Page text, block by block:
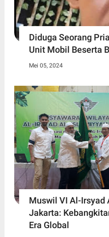
Diduga Seorang
Unit Mobil Beserta
Mei 05, 2024
Muswil VI Al-Irsyad
Jakarta:
Era Global